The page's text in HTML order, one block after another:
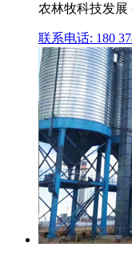
农林牧科技发展
联系电话: 180